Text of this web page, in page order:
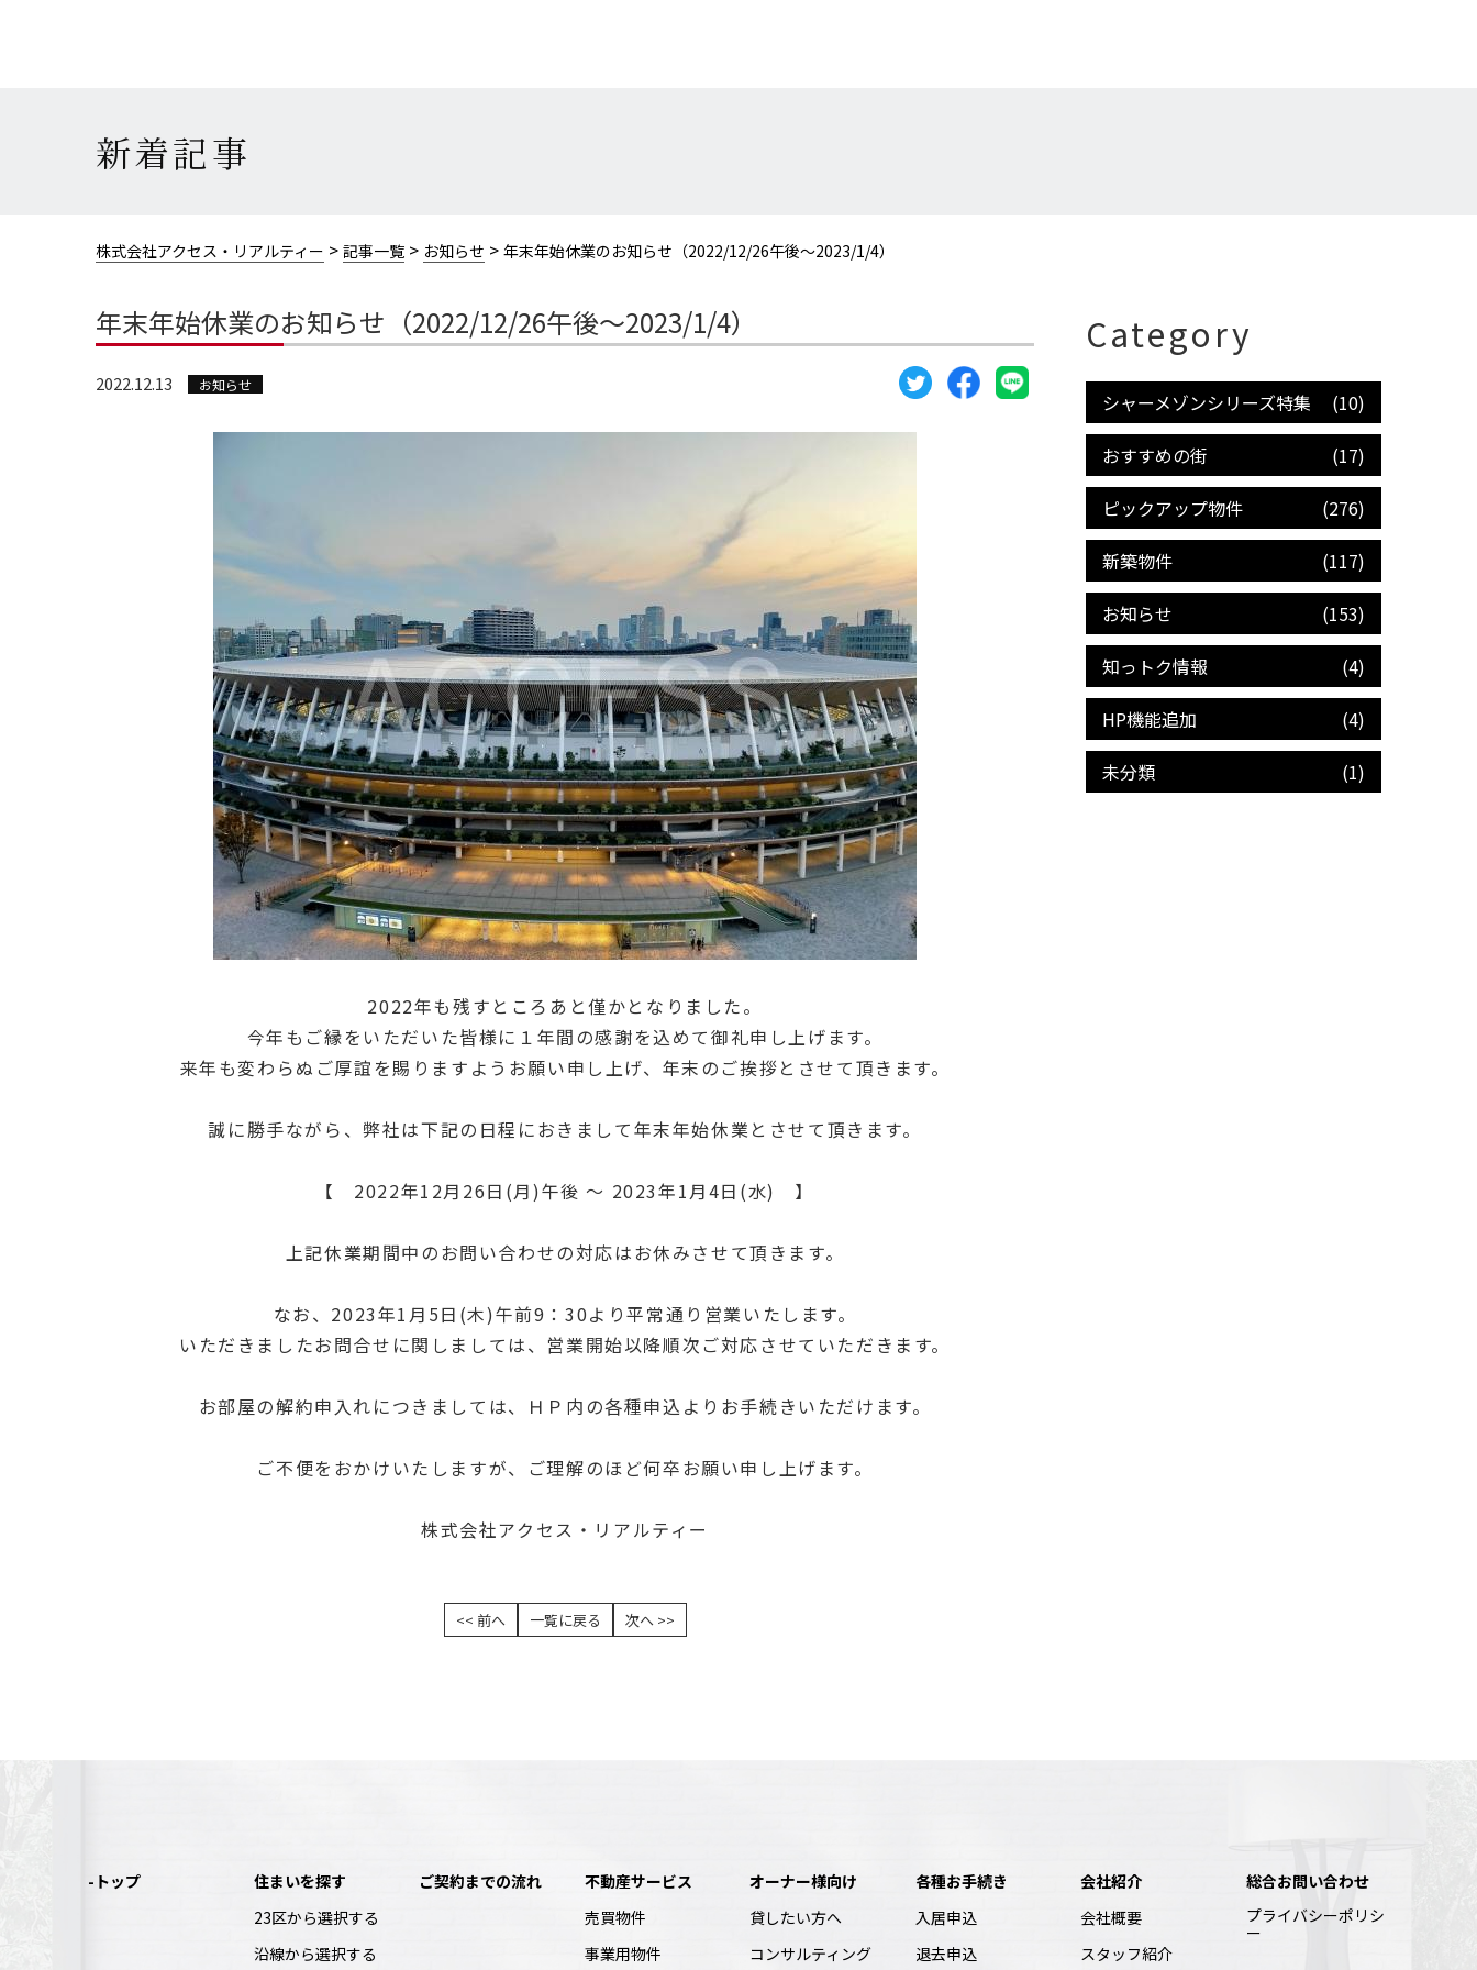
新着記事
株式会社アクセス・リアルティー > 記事一覧 > お知らせ > 年末年始休業のお知らせ（2022/12/26午後～2023/1/4）
年末年始休業のお知らせ（2022/12/26午後～2023/1/4）
2022.12.13 お知らせ
2022年も残すところあと僅かとなりました。
今年もご縁をいただいた皆様に１年間の感謝を込めて御礼申し上げます。
来年も変わらぬご厚誼を賜りますようお願い申し上げ、年末のご挨拶とさせて頂きます。
誠に勝手ながら、弊社は下記の日程におきまして年末年始休業とさせて頂きます。
【 2022年12月26日(月)午後 ～ 2023年1月4日(水) 】
上記休業期間中のお問い合わせの対応はお休みさせて頂きます。
なお、2023年1月5日(木)午前9：30より平常通り営業いたします。
いただきましたお問合せに関しましては、営業開始以降順次ご対応させていただきます。
お部屋の解約申入れにつきましては、ＨＰ内の各種申込よりお手続きいただけます。
ご不便をおかけいたしますが、ご理解のほど何卒お願い申し上げます。
株式会社アクセス・リアルティー
<< 前へ 一覧に戻る 次へ >>
Category
シャーメゾンシリーズ特集
(10)
おすすめの街
(17)
ピックアップ物件
(276)
新築物件
(117)
お知らせ
(153)
知っトク情報
(4)
HP機能追加
(4)
未分類
(1)
-トップ
住まいを探す
23区から選択する
沿線から選択する
ご契約までの流れ
不動産サービス
売買物件
事業用物件
オーナー様向け
貸したい方へ
コンサルティング
各種お手続き
入居申込
退去申込
会社紹介
会社概要
スタッフ紹介
総合お問い合わせ
プライバシーポリシ
ー